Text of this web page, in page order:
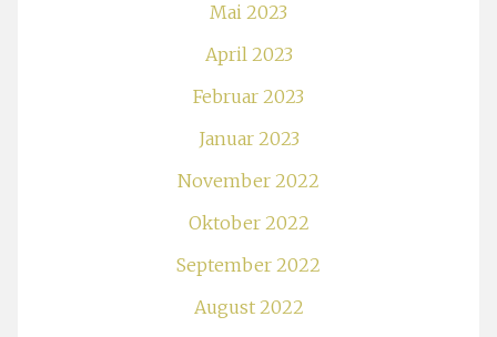
Mai 2023
April 2023
Februar 2023
Januar 2023
November 2022
Oktober 2022
September 2022
August 2022